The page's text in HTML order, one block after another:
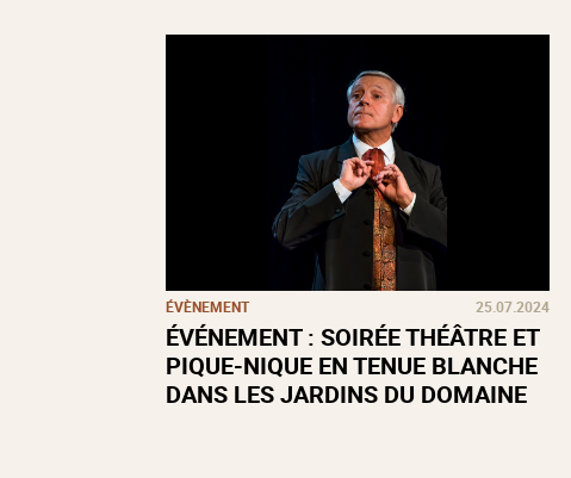
ÉVÈNEMENT 25.07.2024
ÉVÉNEMENT : SOIRÉE THÉÂTRE ET
PIQUE-NIQUE EN TENUE BLANCHE
DANS LES JARDINS DU DOMAINE